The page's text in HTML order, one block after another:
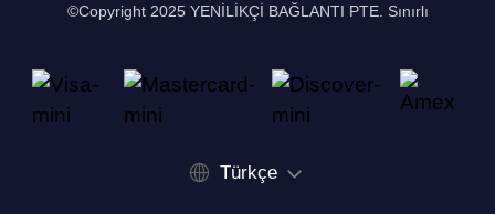
©Copyright 2025 YENİLİKÇİ BAĞLANTI PTE. Sınırlı
Türkçe